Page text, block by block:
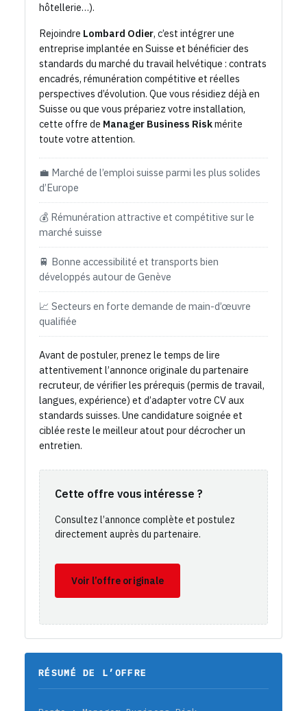
hôtellerie…).
Rejoindre Lombard Odier, c’est intégrer une
entreprise implantée en Suisse et bénéficier des
standards du marché du travail helvétique : contrats
encadrés, rémunération compétitive et réelles
perspectives d’évolution. Que vous résidiez déjà en
Suisse ou que vous prépariez votre installation,
cette offre de Manager Business Riskmérite
toute votre attention.
💼 Marché de l’emploi suisse parmi les plus solides
d’Europe
💰 Rémunération attractive et compétitive sur le
marché suisse
🚆 Bonne accessibilité et transports bien
développés autour de Genève
📈 Secteurs en forte demande de main-d’œuvre
qualifiée
Avant de postuler, prenez le temps de lire
attentivement l’annonce originale du partenaire
recruteur, de vérifier les prérequis (permis de travail,
langues, expérience) et d’adapter votre CV aux
standards suisses. Une candidature soignée et
ciblée reste le meilleur atout pour décrocher un
entretien.
Cette offre vous intéresse ?
Consultez l’annonce complète et postulez
directement auprès du partenaire.
Voir l’offre originale
RÉSUMÉ DE L’OFFRE